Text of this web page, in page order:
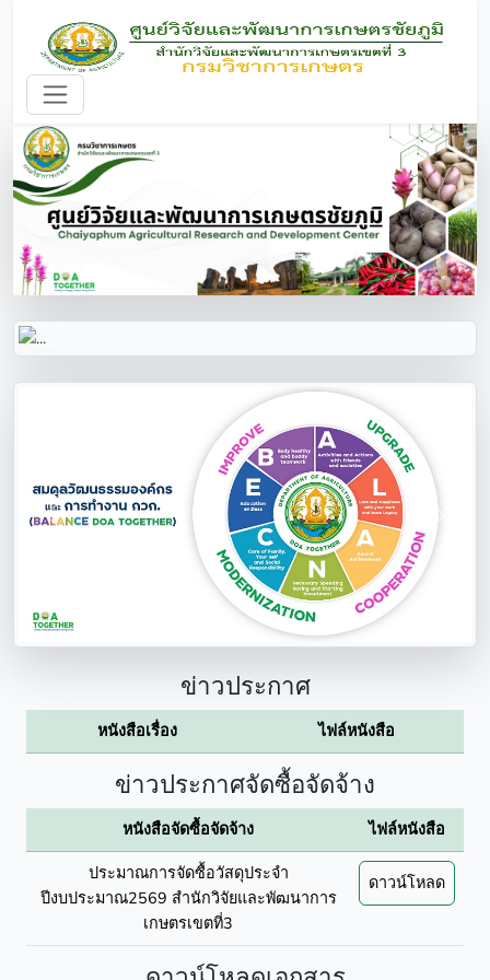
Previous Next
ข่าวประกาศ
หนังสือเรื่อง ไฟล์หนังสือ
ข่าวประกาศจัดซื้อจัดจ้าง
หนังสือจัดซื้อจัดจ้าง
ไฟล์หนังสือ
ประมาณการจัดซื้อวัสดุประจำ
ปีงบประมาณ2569 สำนักวิจัยและพัฒนาการ
เกษตรเขตที่3
ดาวน์โหลด